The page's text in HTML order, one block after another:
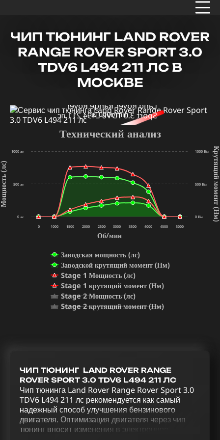
ЧИП ТЮНИНГ LAND ROVER
RANGE ROVER SPORT 3.0
TDV6 L494 211 ЛС В
МОСКВЕ
x1000r/min
Об/мин
(лс)
Технический анализ
Заводская мощность (лс)
Заводской крутящий момент (Нм)
Stage 1 Мощность (лс)
Stage 1 крутящий момент (Нм)
Stage 2 Мощность (лс)
Stage 2 крутящий момент (Нм)
0 1000 1500 2000 2500 3000 3500 4000 4500 5000
0 лс
500 лс
1000 лс
0 Нм
500 Нм
1000 Нм
ЧИП ТЮНИНГ LAND ROVER RANGE
ROVER SPORT 3.0 TDV6 L494 211 ЛС
Чип тюнинга Land Rover Range Rover Sport 3.0
TDV6 L494 211 лс рекомендуется как самый
надежный способ улучшения бензинового
двигателя. Оптимизация двигателя через чип
тюнинг вносит изменения в электронное